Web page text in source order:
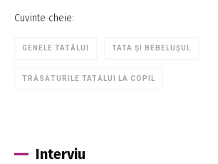
Cuvinte cheie:
GENELE TATĂLUI TATA ȘI BEBELUȘUL
TRĂSĂTURILE TATĂLUI LA COPIL
Interviu